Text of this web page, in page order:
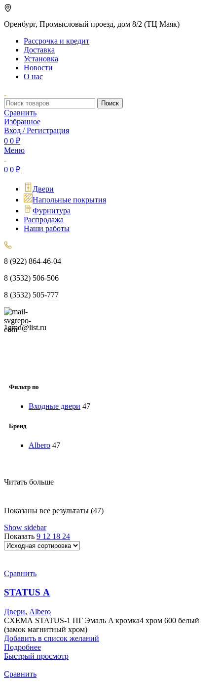
Оренбург, Промысловый проезд, дом 8/2 (ТЦ Маяк)
Рассрочка и кредит
Доставка
Установка
Новости
О нас
Поиск
Сравнить
Избранное
Вход / Регистрация
0 0 ₽
Меню
0 0 ₽
Двери
Напольные покрытия
Фурнитура
Распродажа
Наши работы
8 (922) 864-46-04
8 (3532) 506-506
8 (3532) 505-777
1gmd@list.ru
Фильтр по
Входные двери 47
Бренд
Albero 47
Читать больше
Показаны все результаты (47)
Show sidebar
Показать 9 12 18 24
Сравнить
STATUS А
Двери, Albero
СХЕМА STATUS-1 ПГ Эмаль A кромка4 хром 600 белый
(замок магнитный хром)
Добавить в список желаний
Подробнее
Быстрый просмотр
Сравнить